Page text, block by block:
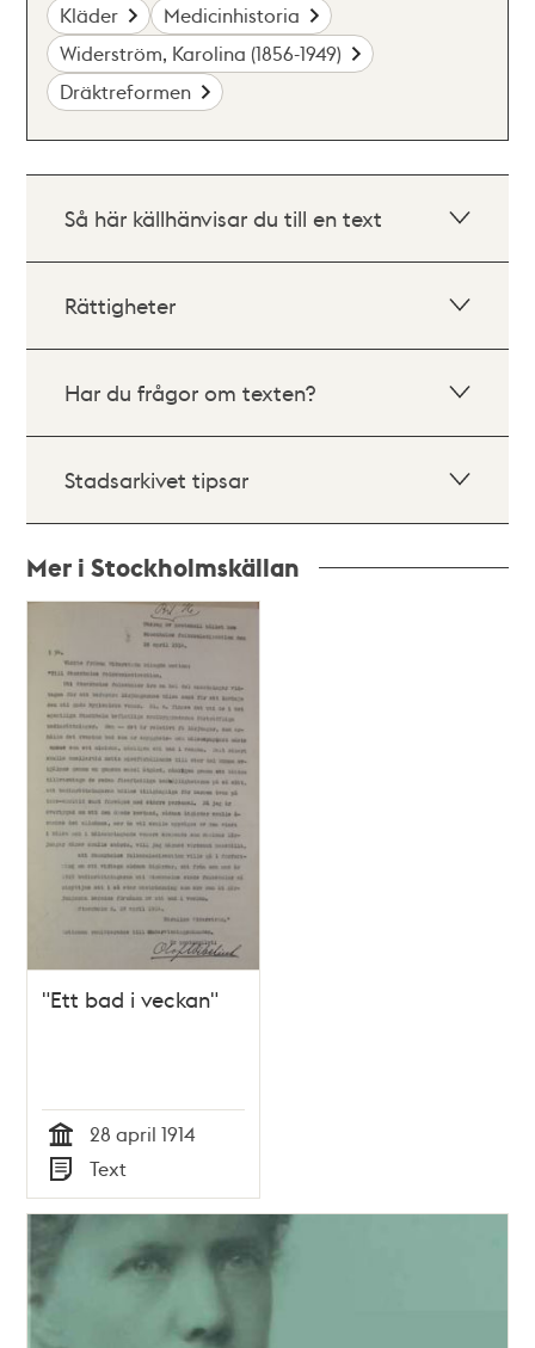
Kläder
Medicinhistoria
Widerström, Karolina (1856-1949)
Dräktreformen
Så här källhänvisar du till en text
Rättigheter
Har du frågor om texten?
Stadsarkivet tipsar
Mer i Stockholmskällan
och
teman
"Ett bad i veckan"
Tid
28 april 1914
Typ
Text